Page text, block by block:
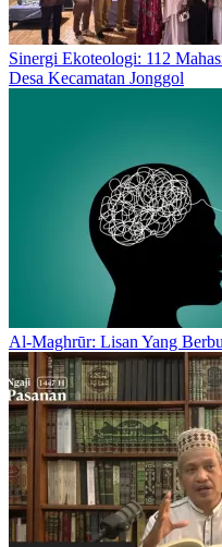
‎Sinergi Ekoteologi: 112
Desa Kecamatan Jonggol
Al-Maghrūr: Lisan Yang